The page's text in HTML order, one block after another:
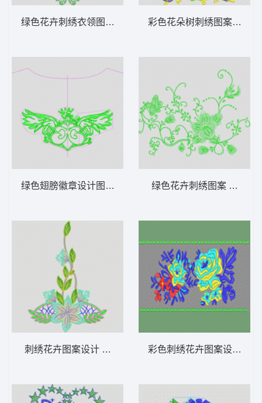
绿色花卉刺绣衣领图案 衣领
绿色翅膀徽章设计图 皇冠标
刺绣花卉图案设计 烫花
彩色花朵树刺绣图案 花树
绿色花卉刺绣图案 古典花
彩色刺绣花卉图案设计 吉